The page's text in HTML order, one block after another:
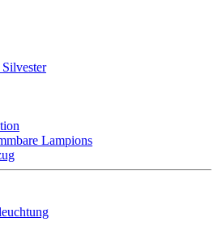
Lampions